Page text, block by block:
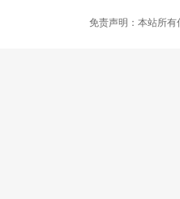
免责声明：本站所有